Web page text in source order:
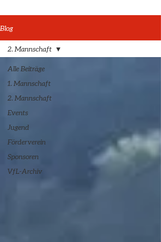
Blog
Alle Beiträge
1. Mannschaft
2. Mannschaft
Events
Jugend
Förderverein
Sponsoren
VfL-Archiv
2. Mannschaft